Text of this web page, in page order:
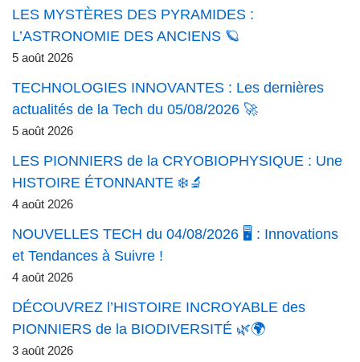
LES MYSTÈRES DES PYRAMIDES :
L’ASTRONOMIE DES ANCIENS 🪐
5 août 2026
TECHNOLOGIES INNOVANTES : Les dernières
actualités de la Tech du 05/08/2026 🚀
5 août 2026
LES PIONNIERS de la CRYOBIOPHYSIQUE : Une
HISTOIRE ÉTONNANTE ❄️🔬
4 août 2026
NOUVELLES TECH du 04/08/2026 🖥️ : Innovations
et Tendances à Suivre !
4 août 2026
DÉCOUVREZ l’HISTOIRE INCROYABLE des
PIONNIERS de la BIODIVERSITÉ 🌿🌍
3 août 2026